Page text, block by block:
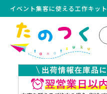
イベント集客に使える工作キット